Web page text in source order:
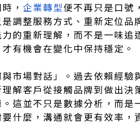
， 企業轉型便不再只是口號
調整服務方式、重新定位品
的重新理解，而不是一味追
有機會在變化中保持穩定。
市場對話」。過去依賴經驗
解客戶從接觸品牌到做出決
這並不只是數據分析，而是
什麼，溝通就會更有效率，